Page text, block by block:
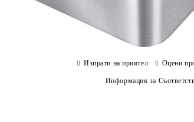
Изпрати на приятел Оцени
Информация за